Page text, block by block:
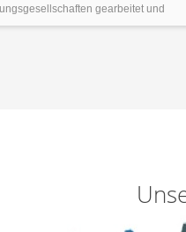
gearbeitet und
einige pro Jahr. Unsere Expertise